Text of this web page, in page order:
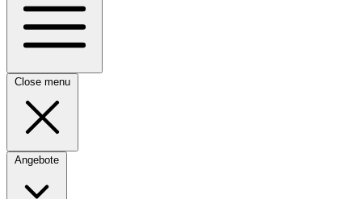
Close menu
Angebote